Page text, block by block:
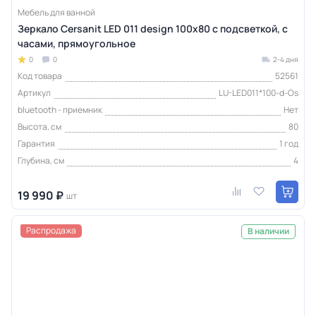
Мебель для ванной
Зеркало Cersanit LED 011 design 100x80 с подсветкой, с
часами, прямоугольное
0 0 2-4 дня
Код товара
52561
Артикул
LU-LED011*100-d-Os
bluetooth - приемник
Нет
Высота, см
80
Гарантия
1 год
Глубина, см
4
19 990 ₽ шт
Распродажа В наличии